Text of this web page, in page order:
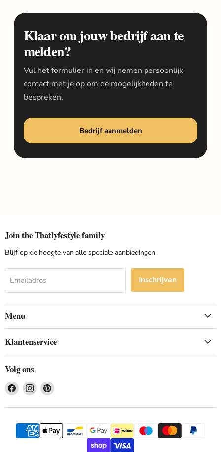
Klaar om jouw bedrijf aan te
melden?
Vul het formulier in en wij nemen persoonlijk
contact met je op om de mogelijkheden te
bespreken.
Bedrijf aanmelden
Join the Thatlyfestyle family
Blijf op de hoogte van alle speciale aanbiedingen
Emailadres Inschrijven
Menu
Klantenservice
Volg ons
Vind
ons
op
Vind
ons
op
Vind
op